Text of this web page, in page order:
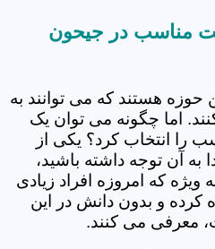
مناسب در جیحون
حوزه هستند که می توانند به
اما چگونه می توان یک
را انتخاب کرد؟ یکی از
به آن توجه داشته باشید،
که امروزه افراد زیادی
کرده و بدون دانش در این
معرفی می کنند.